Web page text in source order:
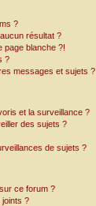
?
résultat ?
page blanche ?!
?
messages et sujets ?
et la surveillance ?
des sujets ?
de sujets ?
ce forum ?
?